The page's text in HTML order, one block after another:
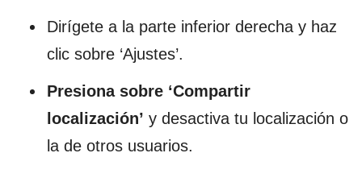
Dirígete a la parte inferior derecha y haz
clic sobre ‘Ajustes’.
Presiona sobre ‘Compartir
localización’ y desactiva tu localización o
la de otros usuarios.